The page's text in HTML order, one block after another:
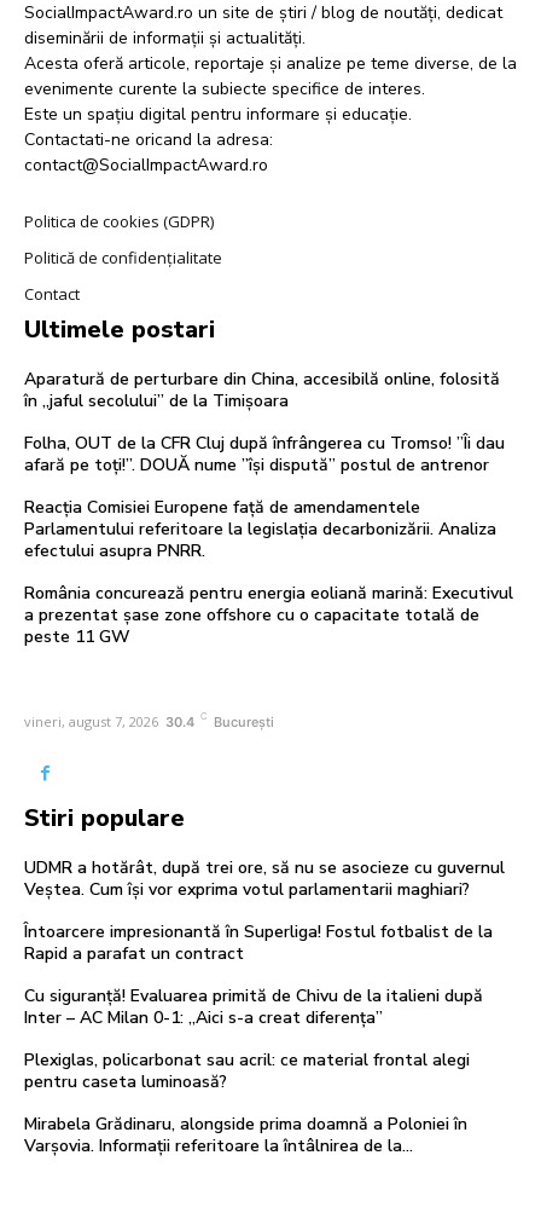
SocialImpactAward.ro un site de știri / blog de noutăți, dedicat
diseminării de informații și actualități.
Acesta oferă articole, reportaje și analize pe teme diverse, de la
evenimente curente la subiecte specifice de interes.
Este un spațiu digital pentru informare și educație.
Contactati-ne oricand la adresa:
contact@SocialImpactAward.ro
Politica de cookies (GDPR)
Politică de confidențialitate
Contact
Ultimele postari
Aparatură de perturbare din China, accesibilă online, folosită
în „jaful secolului” de la Timișoara
Folha, OUT de la CFR Cluj după înfrângerea cu Tromso! ”Îi dau
afară pe toți!”. DOUĂ nume ”își dispută” postul de antrenor
Reacția Comisiei Europene față de amendamentele
Parlamentului referitoare la legislația decarbonizării. Analiza
efectului asupra PNRR.
România concurează pentru energia eoliană marină: Executivul
a prezentat șase zone offshore cu o capacitate totală de
peste 11 GW
vineri, august 7, 2026 30.4 C București
Stiri populare
UDMR a hotărât, după trei ore, să nu se asocieze cu guvernul
Veștea. Cum își vor exprima votul parlamentarii maghiari?
Întoarcere impresionantă în Superliga! Fostul fotbalist de la
Rapid a parafat un contract
Cu siguranță! Evaluarea primită de Chivu de la italieni după
Inter – AC Milan 0-1: „Aici s-a creat diferența”
Plexiglas, policarbonat sau acril: ce material frontal alegi
pentru caseta luminoasă?
Mirabela Grădinaru, alongside prima doamnă a Poloniei în
Varșovia. Informații referitoare la întâlnirea de la…